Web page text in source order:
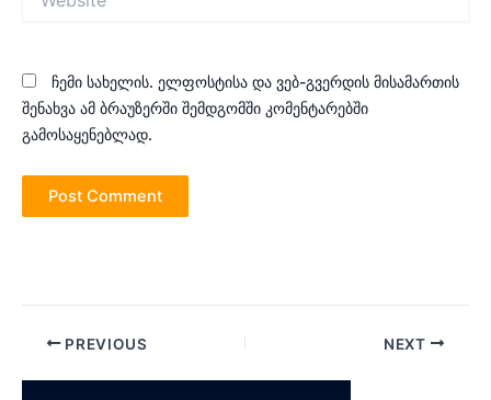
ჩემი სახელის. ელფოსტისა და ვებ-გვერდის მისამართის
შენახვა ამ ბრაუზერში შემდგომში კომენტარებში
გამოსაყენებლად.
Post PREVIOUS NEXT